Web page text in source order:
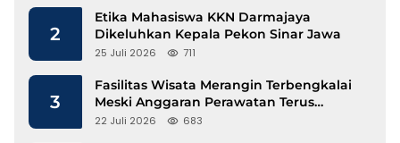
2
Etika Mahasiswa KKN Darmajaya
Dikeluhkan Kepala Pekon Sinar Jawa
25 Juli 2026 711
3
Fasilitas Wisata Merangin Terbengkalai
Meski Anggaran Perawatan Terus
Mengalir
22 Juli 2026 683